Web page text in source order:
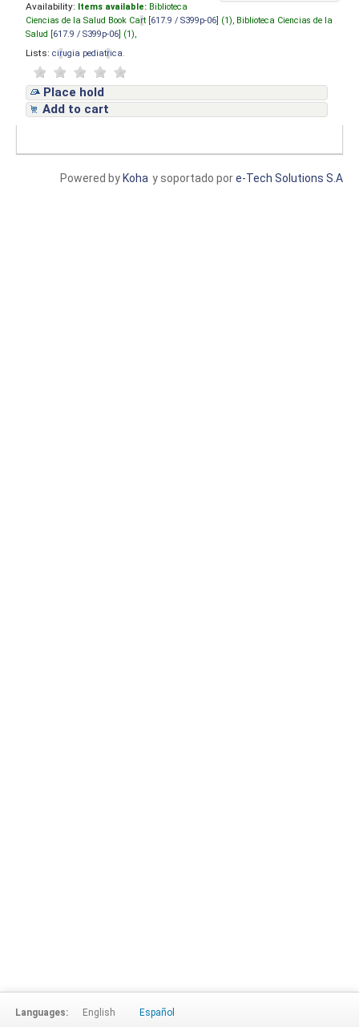
Availability: Items available: Biblioteca
Ciencias de la Salud Book Cart [ 617.9 / S399p-06 ] (1), Biblioteca Ciencias de la
Salud [ 617.9 / S399p-06 ] (1),
Lists: cirugia pediatrica
Place hold
Add to cart
y soportado pore-Tech Solutions S.A
Powered by Koha
Languages: English Español